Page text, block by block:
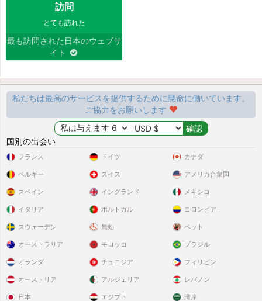
訪問
とても訪れた
最も訪問された日本のウェブサ
イト
私たちは最高のサービスを提供するために懸命に働いています。
ご協力をお願いします
国別の出会い
フランス
ベルギー
スペイン
イタリア
スウェーデン
ドイツ
スイス
イングランド
ポルトガル
無効
カナダ
アメリカ合衆国
メキシコ
コロンビア
ペット
オーストラリア
オランダ
オーストリア
日本
モロッコ
チュニジア
アルジェリア
エジプト
ブラジル
フィリピン
レバノン
湾岸